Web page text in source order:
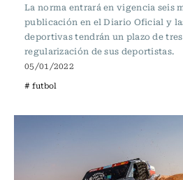
La norma entrará en vigencia seis
publicación en el Diario Oficial y
deportivas tendrán un plazo de
regularización de sus deportistas.
05/01/2022
# futbol